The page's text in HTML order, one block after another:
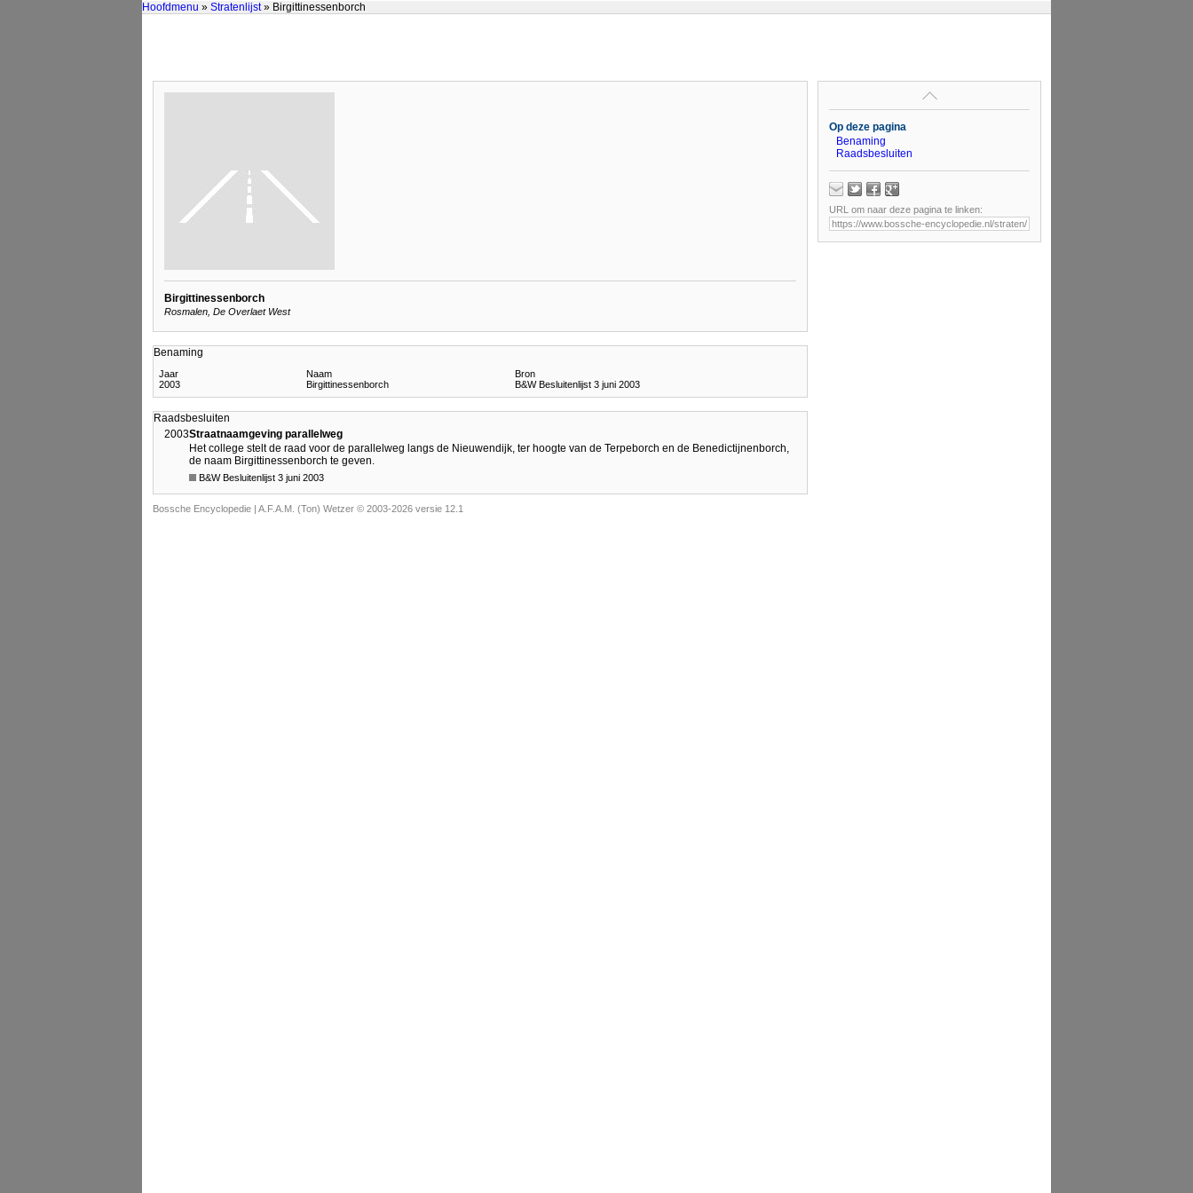
Hoofdmenu » Stratenlijst» Birgittinessenborch
Birgittinessenborch
Rosmalen, De Overlaet West
Benaming
Jaar Naam
Bron
2003
Birgittinessenborch B&W Besluitenlijst 3 juni 2003
Raadsbesluiten
2003Straatnaamgeving parallelweg
Het college stelt de raad voor de parallelweg langs de Nieuwendijk, ter hoogte van de Terpeborch en de Benedictijnenborch,
de naam Birgittinessenborch te geven.
B&W Besluitenlijst 3 juni 2003
Op deze pagina
Benaming
Raadsbesluiten
URL om naar deze pagina te linken:
Bossche Encyclopedie | A.F.A.M. (Ton) Wetzer © 2003-2026 versie 12.1